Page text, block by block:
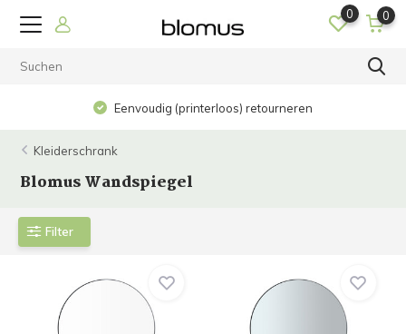
0 0
Eenvoudig (printerloos) retourneren
Kleiderschrank
Blomus Wandspiegel
Filter